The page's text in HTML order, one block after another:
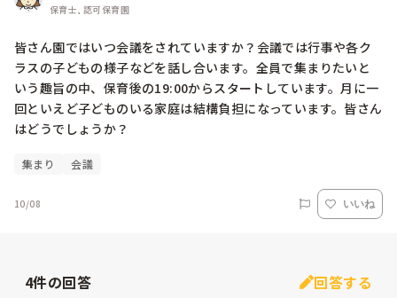
保育士, 認可保育園
皆さん園ではいつ会議をされていますか？会議では行事や各ク
ラスの子どもの様子などを話し合います。全員で集まりたいと
いう趣旨の中、保育後の19:00からスタートしています。月に一
回といえど子どものいる家庭は結構負担になっています。皆さん
はどうでしょうか？
集まり 会議
10/08 いいね
4件の回答 回答する